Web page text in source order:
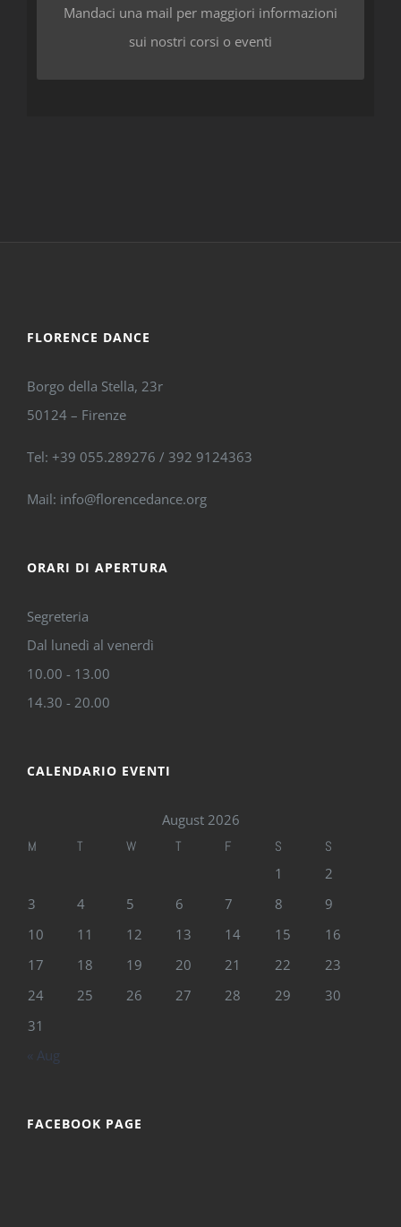
Mandaci una mail per maggiori informazioni
sui nostri corsi o eventi
SEND AN EMAIL
FLORENCE DANCE
Borgo della Stella, 23r
50124 – Firenze
Tel: +39 055.289276 / 392 9124363
Mail: info@florencedance.org
ORARI DI APERTURA
Segreteria
Dal lunedì al venerdì
10.00 - 13.00
14.30 - 20.00
CALENDARIO EVENTI
August 2026
M T W T F S S
1
2
3
4 5 6 7 8
9
10
11 12 13 14 15
16
17
18 19 20 21 22
23
24
25 26 27 28 29
30
31
« Aug
FACEBOOK PAGE